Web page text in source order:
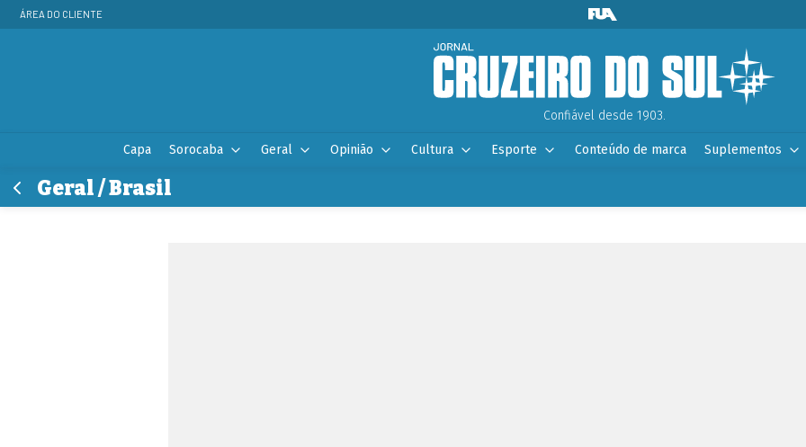
ÁREA DO CLIENTE
Confiável desde 1903.
Capa Sorocaba Geral Opinião Cultura Esporte Conteúdo de marca Suplementos
Geral / Brasil